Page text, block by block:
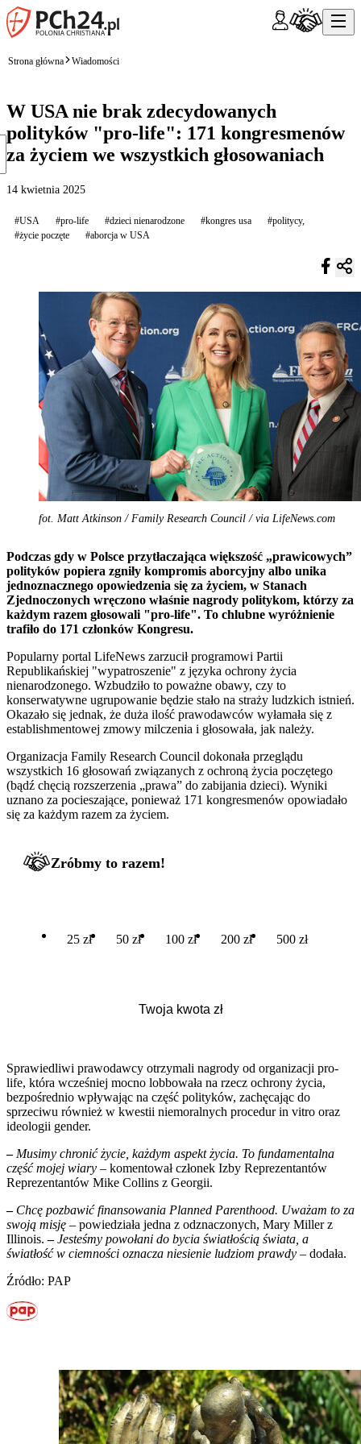
Strona główna Wiadomości
W USA nie brak zdecydowanych
polityków "pro-life": 171 kongresmenów
za życiem we wszystkich głosowaniach
14 kwietnia 2025
#USA #pro-life #dzieci nienarodzone #kongres usa
#politycy,
#życie poczęte
#aborcja w USA
fot. Matt Atkinson / Family Research Council / via LifeNews.com
Podczas gdy w Polsce przytłaczająca większość „prawicowych”
polityków popiera zgniły kompromis aborcyjny albo unika
jednoznacznego opowiedzenia się za życiem, w Stanach
Zjednoczonych wręczono właśnie nagrody politykom, którzy za
każdym razem głosowali "pro-life". To chlubne wyróżnienie
trafiło do 171 członków Kongresu.
Popularny portal LifeNews zarzucił programowi Partii
Republikańskiej "wypatroszenie" z języka ochrony życia
nienarodzonego. Wzbudziło to poważne obawy, czy to
konserwatywne ugrupowanie będzie stało na straży ludzkich istnień.
Okazało się jednak, że duża ilość prawodawców wyłamała się z
establishmentowej zmowy milczenia i głosowała, jak należy.
Organizacja Family Research Council dokonała przeglądu
wszystkich 16 głosowań związanych z ochroną życia poczętego
(bądź chęcią rozszerzenia „prawa” do zabijania dzieci). Wyniki
uznano za pocieszające, ponieważ 171 kongresmenów opowiadało
się za każdym razem za życiem.
Zróbmy to razem!
25 zł 50 zł 100 zł 200 zł 500 zł
Sprawiedliwi prawodawcy otrzymali nagrody od organizacji pro-
life, która wcześniej mocno lobbowała na rzecz ochrony życia,
bezpośrednio wpływając na część polityków, zachęcając do
sprzeciwu również w kwestii niemoralnych procedur in vitro oraz
ideologii gender.
– Musimy chronić życie, każdym aspekt życia. To fundamentalna
część mojej wiary – komentował członek Izby Reprezentantów
Reprezentantów Mike Collins z Georgii.
– Chcę pozbawić finansowania Planned Parenthood. Uważam to za
swoją misję – powiedziała jedna z odznaczonych, Mary Miller z
Illinois.–Jesteśmy powołani do bycia światłością świata, a
światłość w ciemności oznacza niesienie ludziom prawdy – dodała.
Źródło: PAP